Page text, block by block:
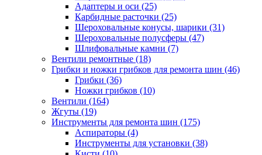
Адаптеры и оси (25)
Карбидные расточки (25)
Шероховальные конусы, шарики (31)
Шероховальные полусферы (47)
Шлифовальные камни (7)
Вентили ремонтные (18)
Грибки и ножки грибков для ремонта шин (46)
Грибки (36)
Ножки грибков (10)
Вентили (164)
Жгуты (19)
Инструменты для ремонта шин (175)
Аспираторы (4)
Инструменты для установки (38)